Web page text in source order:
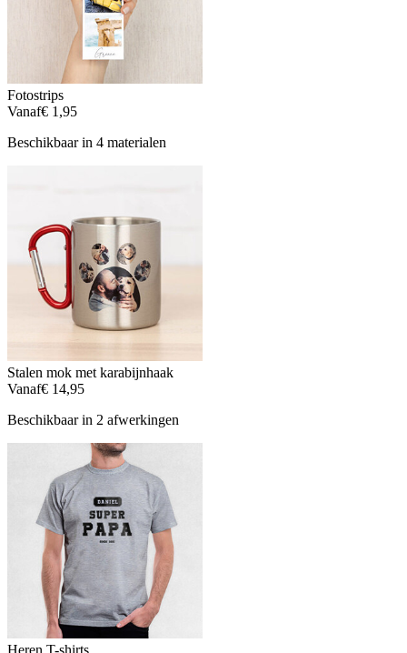
Fotostrips
Vanaf€ 1,95
Beschikbaar in 4 materialen
Stalen mok met karabijnhaak
Vanaf€ 14,95
Beschikbaar in 2 afwerkingen
Heren T-shirts